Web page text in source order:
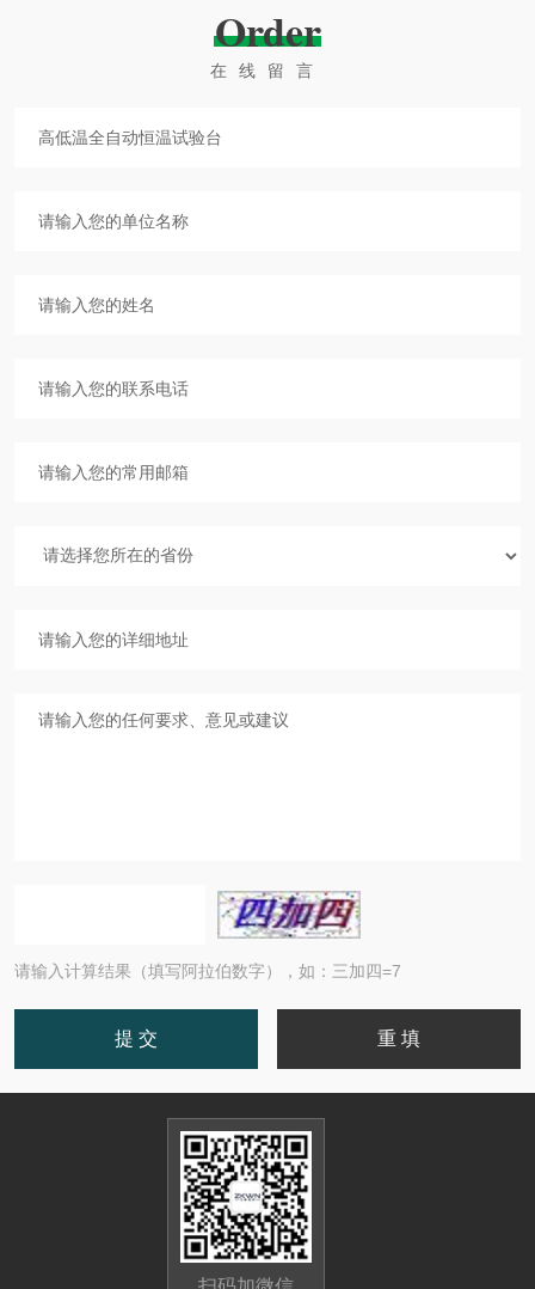
Order
在线留言
请输入计算结果（填写阿拉伯数字），如：三加四=7